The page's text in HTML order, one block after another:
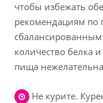
чтобы избежать
рекомендациям
сбалансированным
количество белка
пища
Не курите.